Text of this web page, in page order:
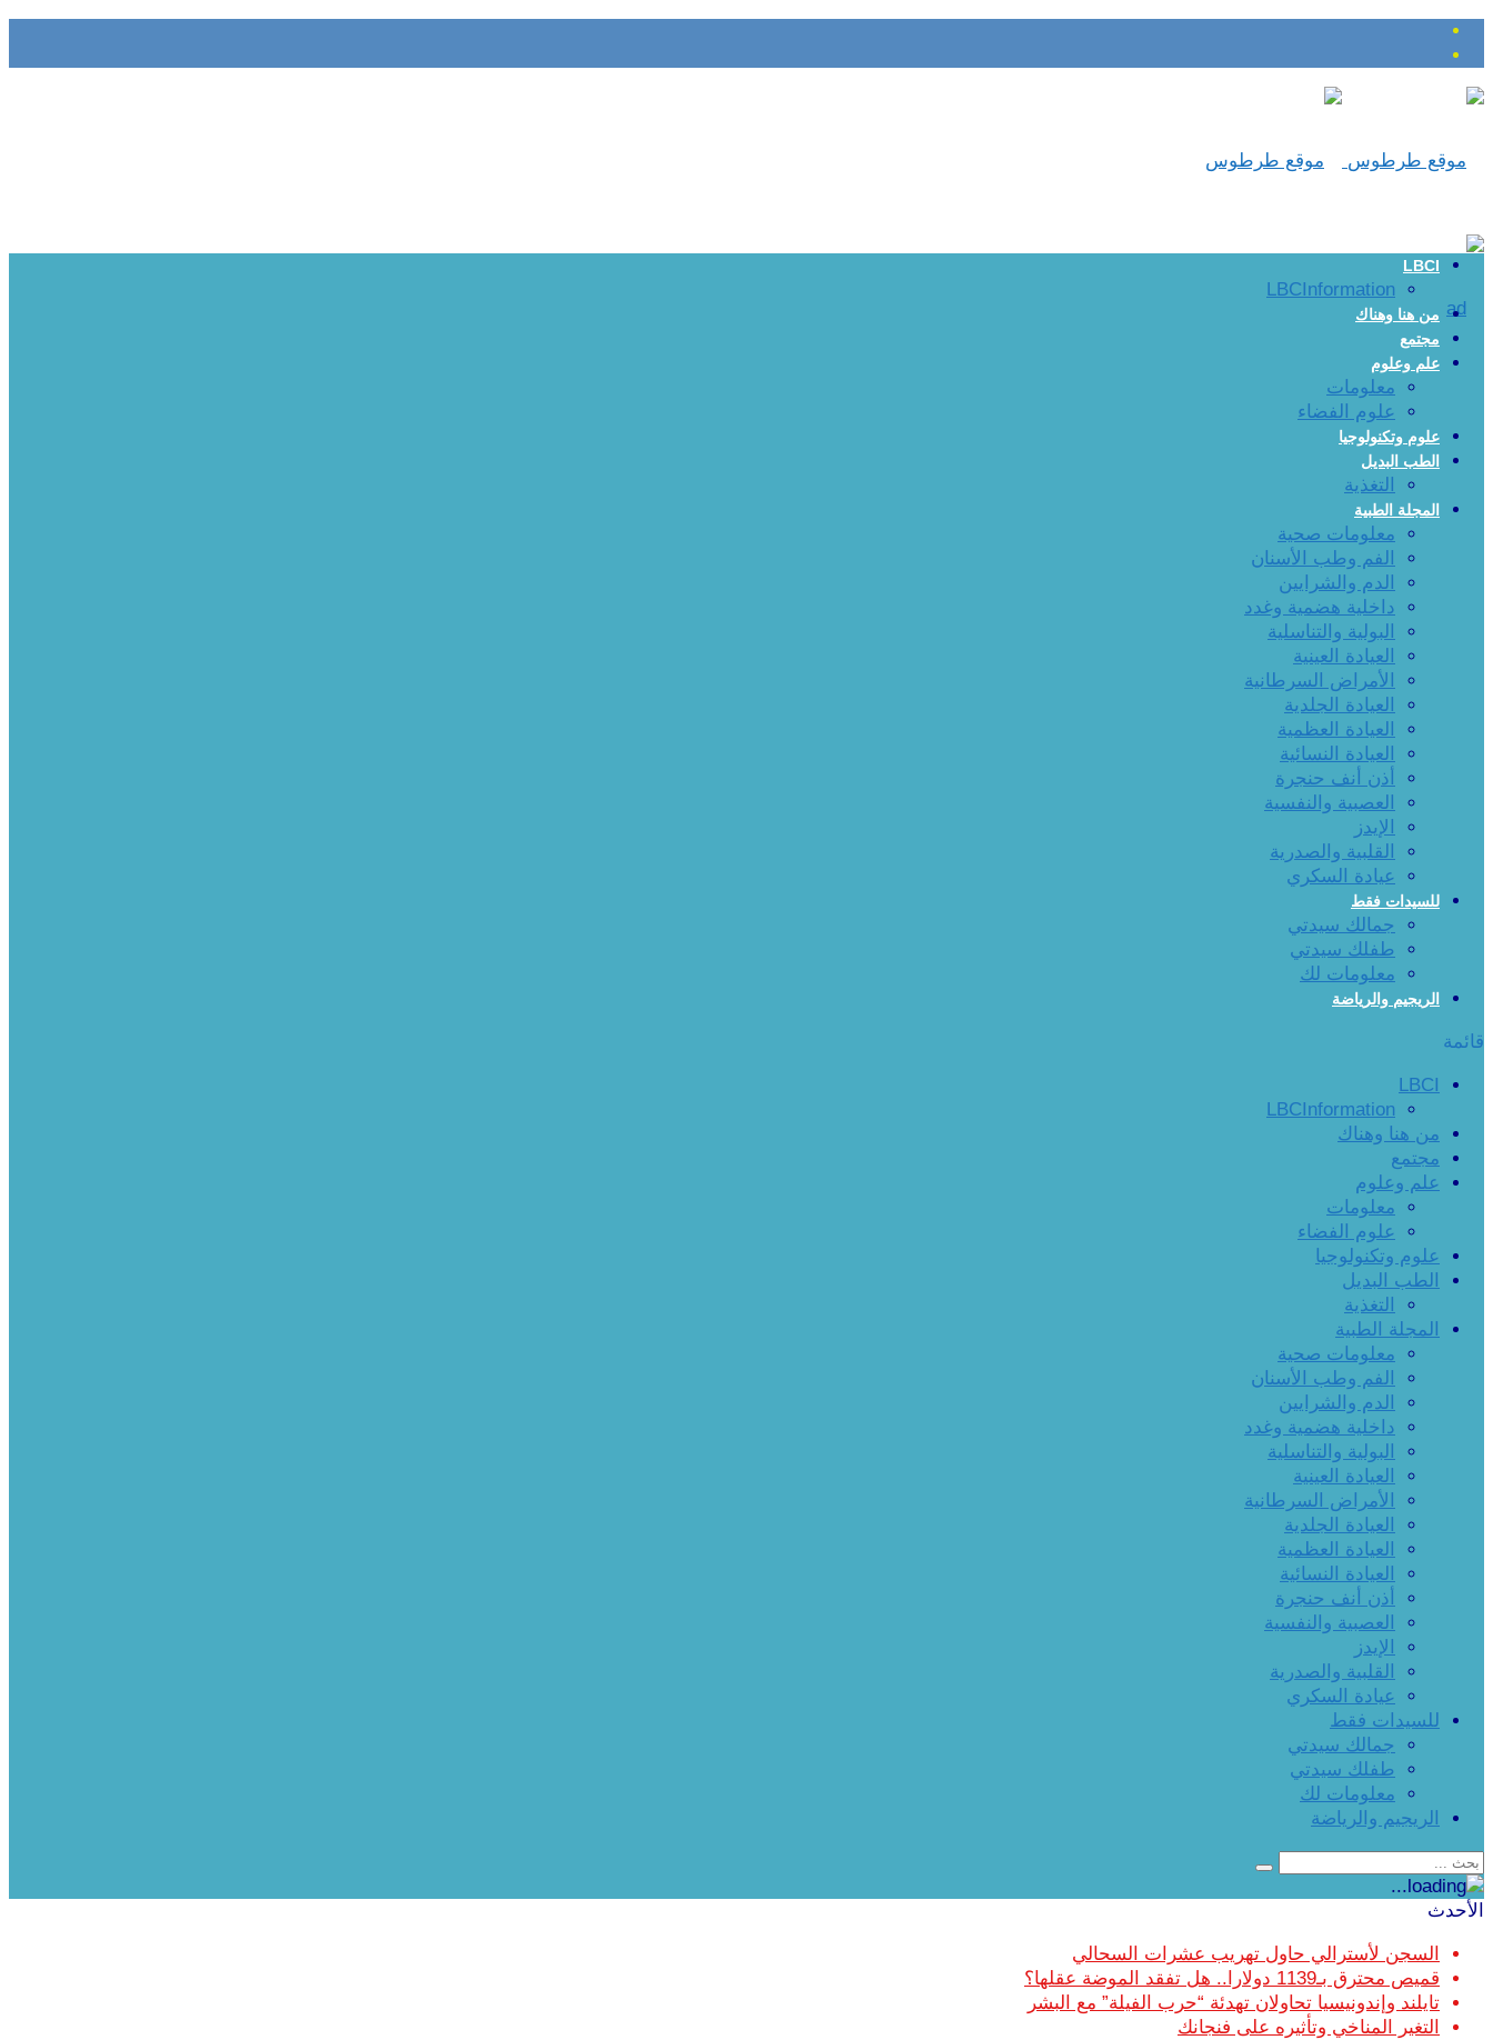
LBCI
LBCInformation
من هنا وهناك
مجتمع
علم وعلوم
معلومات
علوم الفضاء
علوم وتكنولوجيا
الطب البديل
التغذية
المجلة الطبية
معلومات صحية
الفم وطب الأسنان
الدم والشرايين
داخلية هضمية وغدد
البولية والتناسلية
العيادة العينية
الأمراض السرطانية
العيادة الجلدية
العيادة العظمية
العيادة النسائية
أذن أنف حنجرة
العصبية والنفسية
الإيدز
القلبية والصدرية
عيادة السكري
للسيدات فقط
جمالك سيدتي
طفلك سيدتي
معلومات لك
الريجيم والرياضة
قائمة
LBCI
LBCInformation
من هنا وهناك
مجتمع
علم وعلوم
معلومات
علوم الفضاء
علوم وتكنولوجيا
الطب البديل
التغذية
المجلة الطبية
معلومات صحية
الفم وطب الأسنان
الدم والشرايين
داخلية هضمية وغدد
البولية والتناسلية
العيادة العينية
الأمراض السرطانية
العيادة الجلدية
العيادة العظمية
العيادة النسائية
أذن أنف حنجرة
العصبية والنفسية
الإيدز
القلبية والصدرية
عيادة السكري
للسيدات فقط
جمالك سيدتي
طفلك سيدتي
معلومات لك
الريجيم والرياضة
الأحدث
السجن لأسترالي حاول تهريب عشرات السحالي
قميص محترق بـ1139 دولارا.. هل تفقد الموضة عقلها؟
تايلند وإندونيسيا تحاولان تهدئة “حرب الفيلة” مع البشر
التغير المناخي وتأثيره على فنجانك